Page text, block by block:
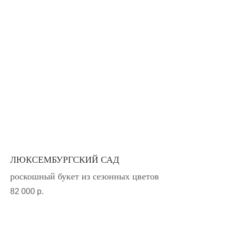
ЛЮКСЕМБУРГСКИЙ САД
роскошный букет из сезонных цветов
82 000 р.